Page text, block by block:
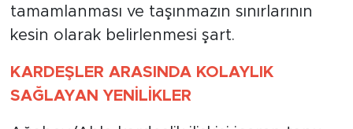
tamamlanması ve taşınmazın sınırlarının
kesin olarak belirlenmesi şart.
KARDEŞLER ARASINDA KOLAYLIK
SAĞLAYAN YENİLİKLER